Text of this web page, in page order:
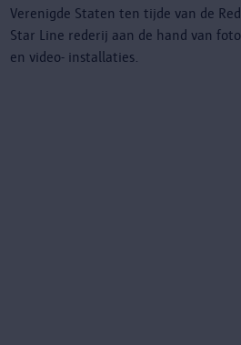
Verenigde Staten ten tijde van de Red
Star Line rederij aan de hand van foto
en video- installaties.